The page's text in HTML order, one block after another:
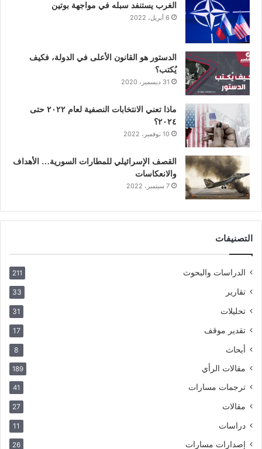
الغرب يستنفد سبله في مواجهة بوتين
6 أبريل، 2022
الدستور هو القانون الأعلى في الدولة، فكيف
يُكتب؟
31 ديسمبر، 2020
ماذا تعني الانتخابات النصفية لعام ٢٠٢٢ حتى
٢٠٢٤؟
10 نوفمبر، 2022
القصف الإسرائيلي للمطارات السورية… الأهداف
والانعكاسات
7 سبتمبر، 2022
التصنيفات
الدراسات والبحوث 211
تقارير 33
تحليلات 31
تقدير موقف 17
أبحاث 8
مقالات الرأي 189
ترجمات مسارات 41
مقالات 27
دراسات 11
إصدارات مسارات 26